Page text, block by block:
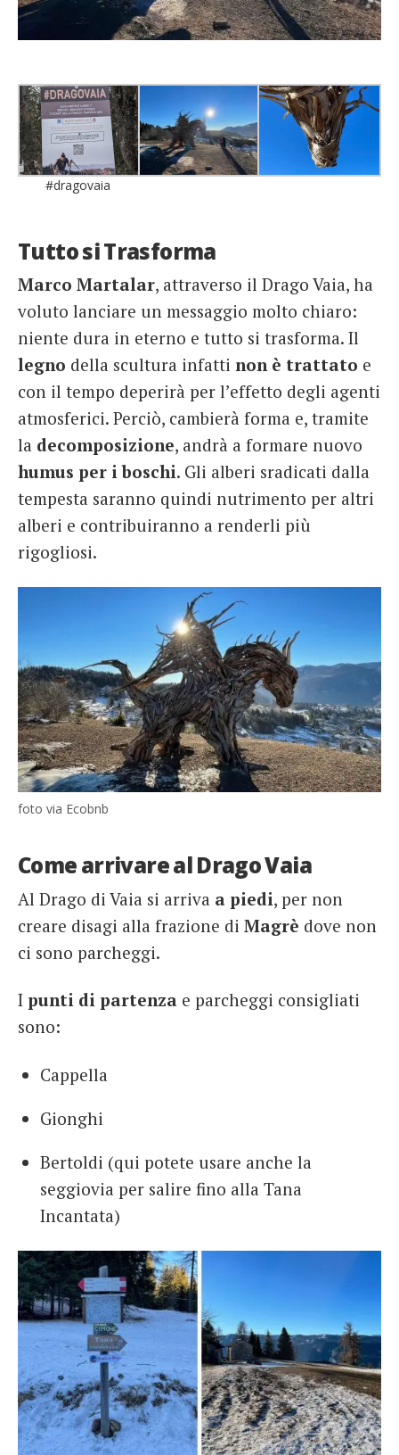
#dragovaia
Tutto si Trasforma
Marco Martalar, attraverso il Drago Vaia, ha
voluto lanciare un messaggio molto chiaro:
niente dura in eterno e tutto si trasforma. Il
legno della scultura infatti non è trattato e
con il tempo deperirà per l’effetto degli agenti
atmosferici. Perciò, cambierà forma e, tramite
la decomposizione, andrà a formare nuovo
humus per i boschi. Gli alberi sradicati dalla
tempesta saranno quindi nutrimento per altri
alberi e contribuiranno a renderli più
rigogliosi.
foto via Ecobnb
Come arrivare al Drago Vaia
Al Drago di Vaia si arriva a piedi, per non
creare disagi alla frazione di Magrè dove non
ci sono parcheggi.
I punti di partenza e parcheggi consigliati
sono:
Cappella
Gionghi
Bertoldi (qui potete usare anche la
seggiovia per salire fino alla Tana
Incantata)